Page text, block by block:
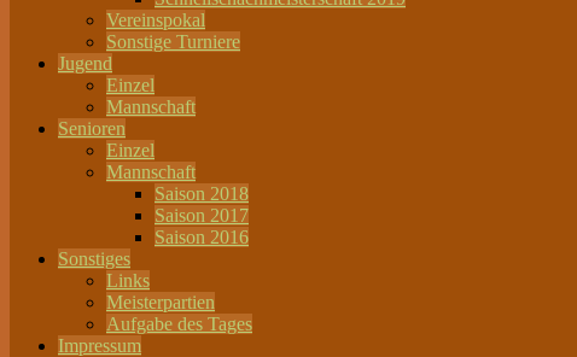
Vereinspokal
Sonstige Turniere
Jugend
Einzel
Mannschaft
Senioren
Einzel
Mannschaft
Saison 2018
Saison 2017
Saison 2016
Sonstiges
Links
Meisterpartien
Aufgabe des Tages
Impressum